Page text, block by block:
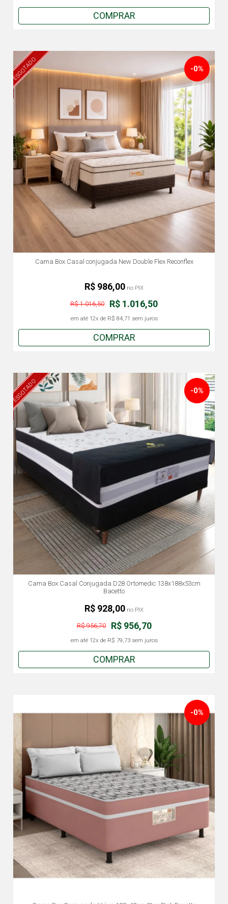
COMPRAR
ESGOTADO
Cama Box Casal conjugada New Double Flex Reconflex
-0%
R$ 1.016,50
R$ 1.016,50
em até 12x de R$ 84,71 sem juros
R$ 986,00 no PIX
COMPRAR
ESGOTADO
Cama Box Casal Conjugada D28 Ortomedic 138x188x53cm
Bacetto
-0%
R$ 956,70
R$ 956,70
em até 12x de R$ 79,73sem juros
R$ 928,00 no PIX
COMPRAR
-0%